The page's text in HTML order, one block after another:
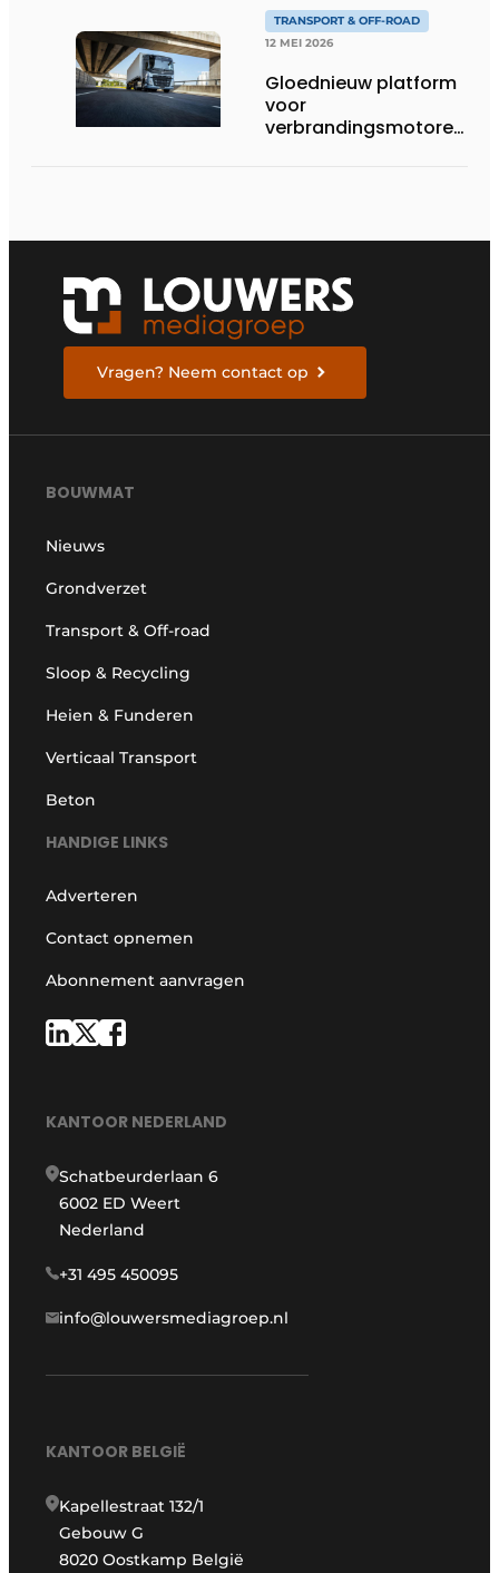
TRANSPORT & OFF-ROAD
12 MEI 2026
Gloednieuw platform
voor
verbrandingsmotoren
breed scala aan
brandstoffen
Vragen? Neem contact op
BOUWMAT
Nieuws
Grondverzet
Transport & Off-road
Sloop & Recycling
Heien & Funderen
Verticaal Transport
Beton
HANDIGE LINKS
Adverteren
Contact opnemen
Abonnement aanvragen
KANTOOR NEDERLAND
Schatbeurderlaan 6
6002 ED Weert
Nederland
+31 495 450095
info@louwersmediagroep.nl
KANTOOR BELGIË
Kapellestraat 132/1
Gebouw G
8020 Oostkamp België